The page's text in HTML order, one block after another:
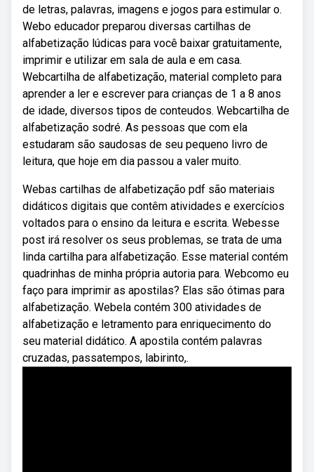
de letras, palavras, imagens e jogos para estimular o.
Webo educador preparou diversas cartilhas de
alfabetização lúdicas para você baixar gratuitamente,
imprimir e utilizar em sala de aula e em casa.
Webcartilha de alfabetização, material completo para
aprender a ler e escrever para crianças de 1 a 8 anos
de idade, diversos tipos de conteudos. Webcartilha de
alfabetização sodré. As pessoas que com ela
estudaram são saudosas de seu pequeno livro de
leitura, que hoje em dia passou a valer muito.
Webas cartilhas de alfabetização pdf são materiais
didáticos digitais que contêm atividades e exercícios
voltados para o ensino da leitura e escrita. Webesse
post irá resolver os seus problemas, se trata de uma
linda cartilha para alfabetização. Esse material contém
quadrinhas de minha própria autoria para. Webcomo eu
faço para imprimir as apostilas? Elas são ótimas para
alfabetização. Webela contém 300 atividades de
alfabetização e letramento para enriquecimento do
seu material didático. A apostila contém palavras
cruzadas, passatempos, labirinto,.